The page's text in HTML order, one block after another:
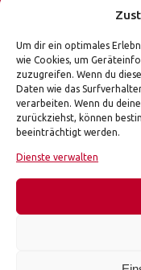
Um dir ein optimales
wie Cookies, um
zuzugreifen. Wenn du
Daten wie das
verarbeiten. Wenn du
zurückziehst, können
beeinträchtigt werden.
Dienste verwalten
FLP Microfinishing gehört
von Feinschleif-, Läpp-
Das breite
Fahrzeugindustrie auch
sowie den Maschinen- und
Als Systemanbieter für
als einziges Unternehmen
und Polieren von planen